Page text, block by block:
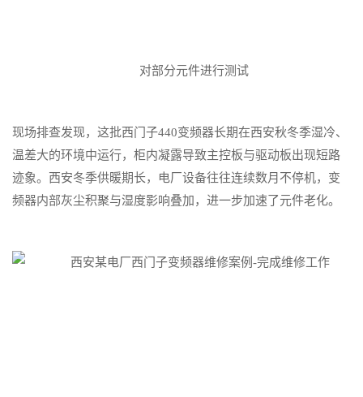
对部分元件进行测试
现场排查发现，这批西门子440变频器长期在西安秋冬季湿冷、
温差大的环境中运行，柜内凝露导致主控板与驱动板出现短路
迹象。西安冬季供暖期长，电厂设备往往连续数月不停机，变
频器内部灰尘积聚与湿度影响叠加，进一步加速了元件老化。